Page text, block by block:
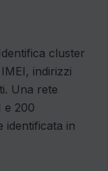
Identifica cluster
indirizzi
Una rete
e 200
identificata in